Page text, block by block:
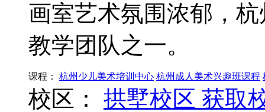
画室艺术氛围浓郁，
教学团队之一。
课程： 杭州少儿美术培训中心 杭州成人美术兴趣班课程
校区： 拱墅校区 获取